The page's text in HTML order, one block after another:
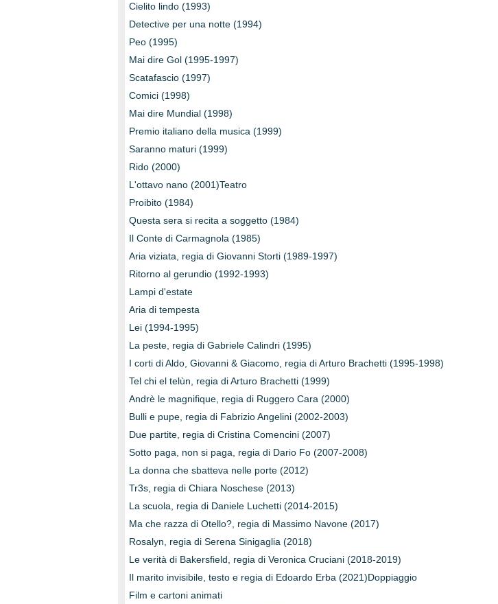
Cielito lindo (1993)
Detective per una notte (1994)
Peo (1995)
Mai dire Gol (1995-1997)
Scatafascio (1997)
Comici (1998)
Mai dire Mundial (1998)
Premio italiano della musica (1999)
Saranno maturi (1999)
Rido (2000)
L'ottavo nano (2001)Teatro
Proibito (1984)
Questa sera si recita a soggetto (1984)
Il Conte di Carmagnola (1985)
Aria viziata, regia di Giovanni Storti (1989-1997)
Ritorno al gerundio (1992-1993)
Lampi d'estate
Aria di tempesta
Lei (1994-1995)
La peste, regia di Gabriele Calindri (1995)
I corti di Aldo, Giovanni & Giacomo, regia di Arturo Brachetti (1995-1998)
Tel chi el telùn, regia di Arturo Brachetti (1999)
Andrè le magnifique, regia di Ruggero Cara (2000)
Bulli e pupe, regia di Fabrizio Angelini (2002-2003)
Due partite, regia di Cristina Comencini (2007)
Sotto paga, non si paga, regia di Dario Fo (2007-2008)
La donna che sbatteva nelle porte (2012)
Tr3s, regia di Chiara Noschese (2013)
La scuola, regia di Daniele Luchetti (2014-2015)
Ma che razza di Otello?, regia di Massimo Navone (2017)
Rosalyn, regia di Serena Sinigaglia (2018)
Le verità di Bakersfield, regia di Veronica Cruciani (2018-2019)
Il marito invisibile, testo e regia di Edoardo Erba (2021)Doppiaggio
Film e cartoni animati